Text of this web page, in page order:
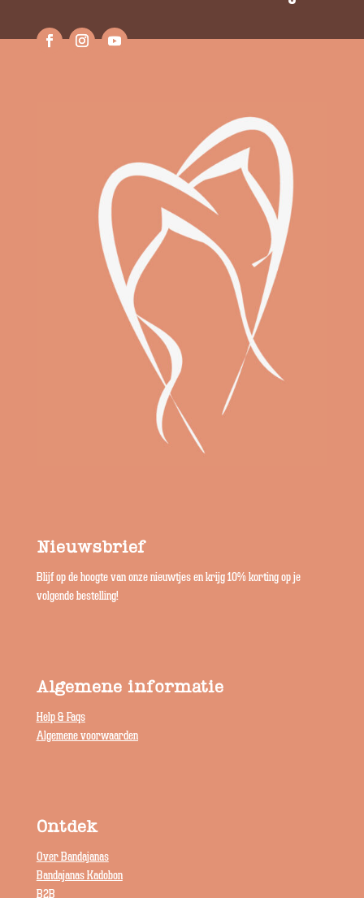
Nieuwsbrief
Blijf op de hoogte van onze nieuwtjes en krijg 10% korting op je
volgende bestelling!
Algemene informatie
Help & Faqs
Algemene voorwaarden
Ontdek
Over Bandajanas
Bandajanas Kadobon